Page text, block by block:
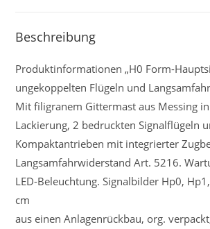
Beschreibung
Produktinformationen „H0 Form-
ungekoppelten Flügeln und
Mit filigranem Gittermast aus Messing
Lackierung, 2 bedruckten Signalflügeln
Kompaktantrieben mit integrierter
Langsamfahrwiderstand Art. 5216.
LED-Beleuchtung. Signalbilder Hp0,
cm
aus einen Anlagenrückbau, org.